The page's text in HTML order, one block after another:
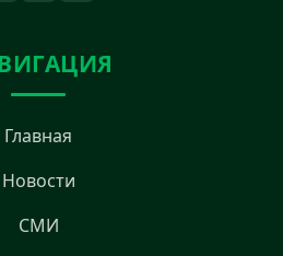
Главная
Новости
СМИ